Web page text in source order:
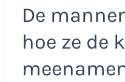
De
hoe ze de